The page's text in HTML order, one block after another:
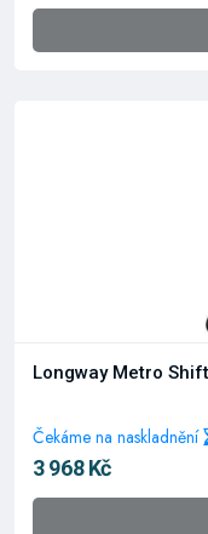
Longway Metro
Čekáme na naskladnění
3 968 Kč